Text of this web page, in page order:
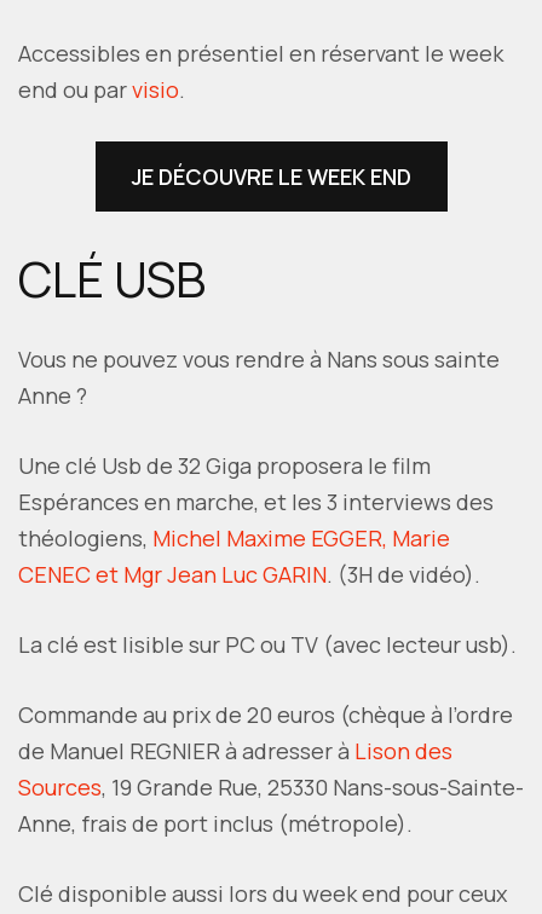
Accessibles en présentiel en réservant le week
end ou parvisio.
JE DÉCOUVRE LE WEEK END
CLÉ USB
Vous ne pouvez vous rendre à Nans sous sainte
Anne ?
Une clé Usb de 32 Giga proposera le film
Espérances en marche, et les 3 interviews des
théologiens, Michel Maxime EGGER, Marie
CENEC et Mgr Jean Luc GARIN. (3H de vidéo).
La clé est lisible sur PC ou TV (avec lecteur usb).
Commande au prix de 20 euros (chèque à l’ordre
de Manuel REGNIER à adresser à Lison des
Sources, 19 Grande Rue, 25330 Nans-sous-Sainte-
Anne, frais de port inclus (métropole).
Clé disponible aussi lors du week end pour ceux